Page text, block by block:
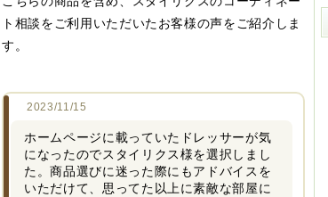
ト相談をご利用いただいたお客様の声をご紹介しま
す。
2023/11/15
ホームページに載っていたドレッサーが気
になったのでスタイリクス様を選択しまし
た。商品選びに迷った際にもアドバイスを
いただけて、思ってた以上に素敵な部屋に